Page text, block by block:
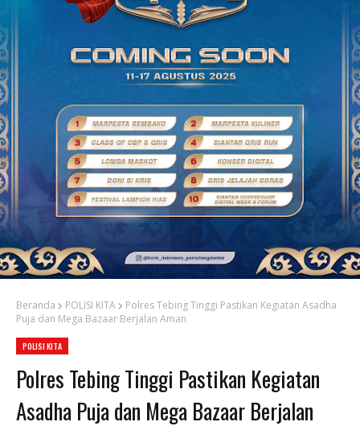
Beranda POLISI KITA
Polres Tebing Tinggi Pastikan Kegiatan Asadha
Puja dan Mega Bazaar Berjalan Aman
POLISI KITA
Polres Tebing Tinggi Pastikan Kegiatan
Asadha Puja dan Mega Bazaar Berjalan